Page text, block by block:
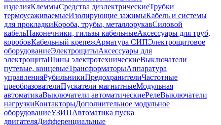
изделияКлеммыСредства диэлектрическиеТрубки
термоусаживаемыеИзолирующие зажимыКабель и системы
для прокладкиКороба, трубы, металлорукавСиловой
кабельНаконечники, гильзы кабельныеАксессуары для труб,
коробовКабельный крепежАрматура СИПЭлектрощитовое
оборудованиеЭлектрощитыАксессуары для
электрощитаШины электротехническиеВыключатели
путевые, концевыеТрансформаторыАппаратура
управленияРубильникиПредохранителиЧастотные
преобразователиПускатели магнитныеМодульная
автоматикаВыключатели автоматическиеРелеВыключатели
нагрузкиКонтакторыДополнительное модульное
оборудованиеУЗИПАвтоматика пуска
двигателяДифференциальные